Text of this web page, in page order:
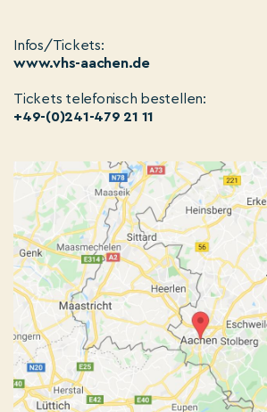
Infos/Tickets:
www.vhs-aachen.de
Tickets telefonisch bestellen:
+49-(0)241-479 21 11